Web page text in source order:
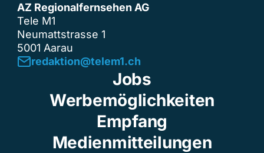
AZ Regionalfernsehen AG
Tele M1
Neumattstrasse 1
5001 Aarau
redaktion@telem1.ch
Jobs
Werbemöglichkeiten
Empfang
Medienmitteilungen